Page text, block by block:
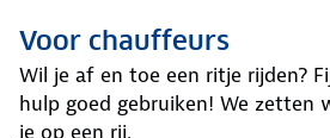
Voor chauffeurs
Wil je af en toe een ritje rijden?
hulp goed gebruiken! We
je op een rij.